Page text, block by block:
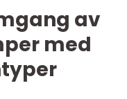
av
med